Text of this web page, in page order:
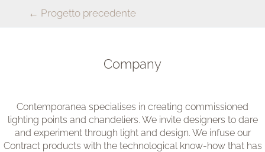
Navigazione
articoli
← Progetto precedente
Company
Contemporanea specialises in creating commissioned
lighting points and chandeliers. We invite designers to dare
and experiment through light and design. We infuse our
Contract products with the technological know-how that has